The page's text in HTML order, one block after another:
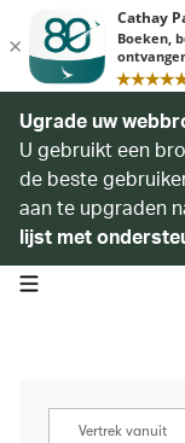
Ugrade uw
U gebruikt een
de beste
aan te upgraden
lijst met
open navigation menu
Vertrek vanuit